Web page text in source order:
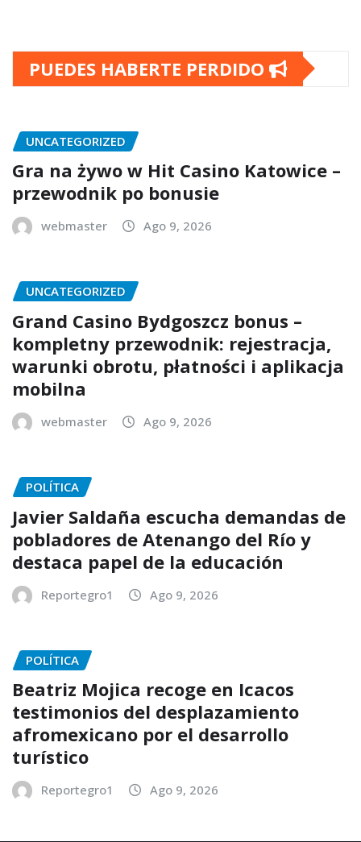
PUEDES HABERTE PERDIDO
UNCATEGORIZED
Gra na żywo w Hit Casino Katowice –
przewodnik po bonusie
webmaster Ago 9, 2026
UNCATEGORIZED
Grand Casino Bydgoszcz bonus –
kompletny przewodnik: rejestracja,
warunki obrotu, płatności i aplikacja
mobilna
webmaster Ago 9, 2026
POLÍTICA
Javier Saldaña escucha demandas de
pobladores de Atenango del Río y
destaca papel de la educación
Reportegro1 Ago 9, 2026
POLÍTICA
Beatriz Mojica recoge en Icacos
testimonios del desplazamiento
afromexicano por el desarrollo
turístico
Reportegro1 Ago 9, 2026